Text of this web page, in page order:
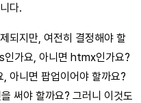
다.
되지만, 여전히 결정해야 할
가요, 아니면 htmx인가요?
아니면 팝업이어야 할까요?
써야 할까요? 그러니 이것도